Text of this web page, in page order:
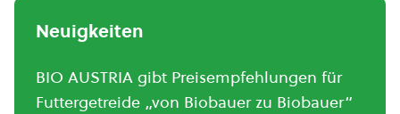
Neuigkeiten
BIO AUSTRIA gibt Preisempfehlungen für
Futtergetreide „von Biobauer zu Biobauer“